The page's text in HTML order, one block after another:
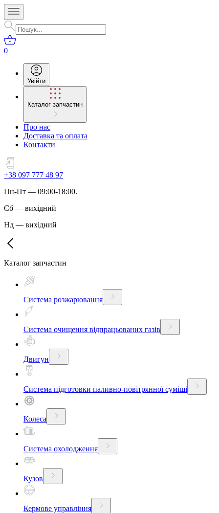
0
Увійти
Каталог запчастин
Про нас
Доставка та оплата
Контакти
+38 097 777 48 97
Пн-Пт — 09:00-18:00.
Сб — вихідний
Нд — вихідний
Каталог запчастин
Система розжарювання
Система очищення відпрацьованих газів
Двигун
Система підготовки паливно-повітрянної суміші
Колеса
Система охолодження
Кузов
Кермове управління